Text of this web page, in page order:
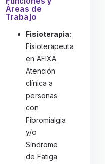
Áreas de
Trabajo
Fisioterapia:
Fisioterapeuta
en AFIXA.
Atención
clínica a
personas
con
Fibromialgia
y/o
Síndrome
de Fatiga